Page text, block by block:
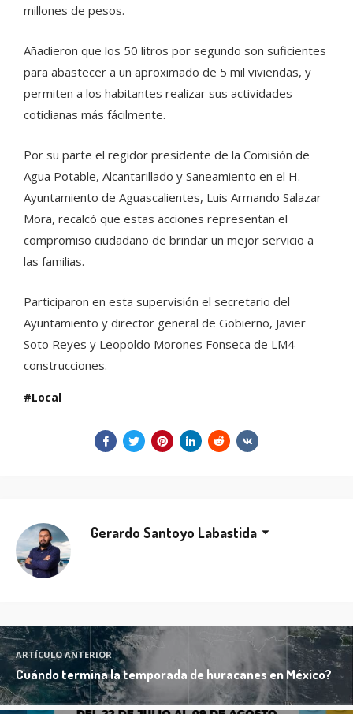
millones de pesos.
Añadieron que los 50 litros por segundo son suficientes
para abastecer a un aproximado de 5 mil viviendas, y
permiten a los habitantes realizar sus actividades
cotidianas más fácilmente.
Por su parte el regidor presidente de la Comisión de
Agua Potable, Alcantarillado y Saneamiento en el H.
Ayuntamiento de Aguascalientes, Luis Armando Salazar
Mora, recalcó que estas acciones representan el
compromiso ciudadano de brindar un mejor servicio a
las familias.
Participaron en esta supervisión el secretario del
Ayuntamiento y director general de Gobierno, Javier
Soto Reyes y Leopoldo Morones Fonseca de LM4
construcciones.
Local
Gerardo Santoyo Labastida
ARTÍCULO ANTERIOR
Cuándo termina la temporada de huracanes en México?